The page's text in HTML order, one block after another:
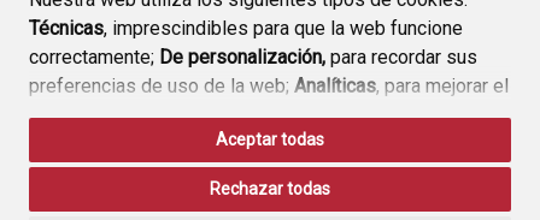
Técnicas, imprescindibles para que la web funcione
correctamente; De personalización, para recordar sus
preferencias de uso de la web; Analíticas, para mejorar el
funcionamiento de la web y sus servicios.
Si acepta pulsando el botón“Aceptar todas”
consideramos que acepta su uso. Si pulsa el botón
Aceptar todas
Rechazar todas